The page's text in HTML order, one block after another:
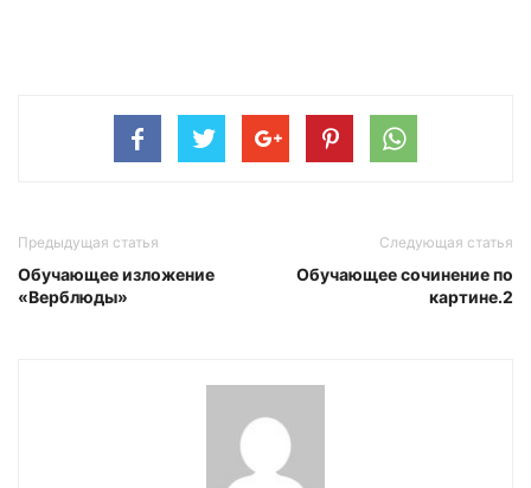
Предыдущая статья
Обучающее изложение
«Верблюды»
Следующая статья
Обучающее сочинение по
картине.2